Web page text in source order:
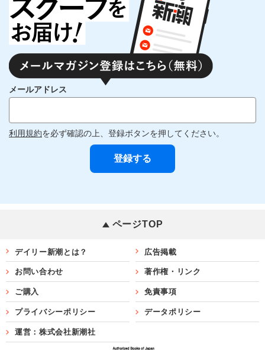
メールアドレス
利用規約を必ず確認の上、登録ボタンを押してください。
ページTOP
デイリー新潮とは？ 広告掲載
お問い合わせ 著作権・リンク
ご購入 免責事項
プライバシーポリシー データポリシー
運営：株式会社新潮社